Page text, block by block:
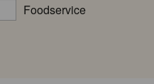
Foodservice